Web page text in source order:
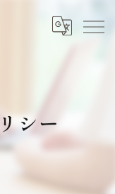
シー